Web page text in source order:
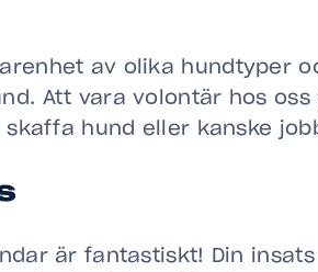
av olika hundtyper
Att vara volontär hos
hund eller kanske
är fantastiskt! Din